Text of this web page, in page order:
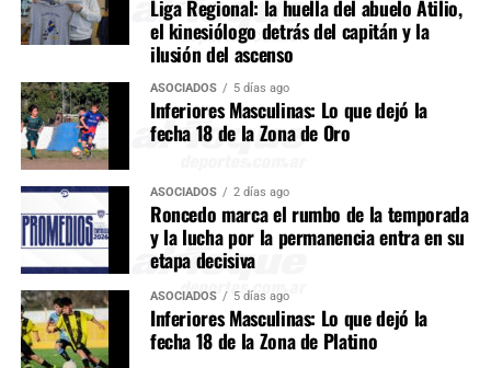
Liga Regional: la huella del abuelo Atilio,
el kinesiólogo detrás del capitán y la
ilusión del ascenso
ASOCIADOS 5 días ago
Inferiores Masculinas: Lo que dejó la
fecha 18 de la Zona de Oro
ASOCIADOS 2 días ago
Roncedo marca el rumbo de la temporada
y la lucha por la permanencia entra en su
etapa decisiva
ASOCIADOS 5 días ago
Inferiores Masculinas: Lo que dejó la
fecha 18 de la Zona de Platino